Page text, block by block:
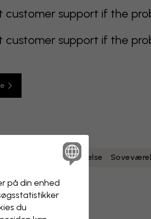
support if the
support if the
Badeværelse
på din enhed
du